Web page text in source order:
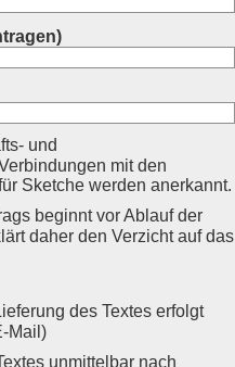
und
mit den
Sketche werden anerkannt.
beginnt vor Ablauf der
daher den Verzicht auf das
des Textes erfolgt
Mail)
unmittelbar nach